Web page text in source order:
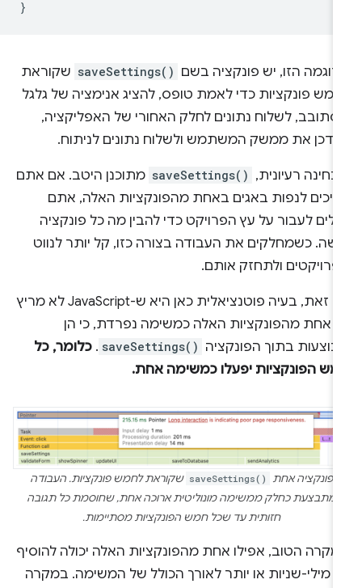
הזו, יש פונקציה בשם saveSettings() שקוראת
פונקציות כדי לאמת טופס, להציג אנימציה של גלגל
לשלוח נתונים לחלק האחורי של האפליקציה,
את ממשק המשתמש ולשלוח נתונים לניתוח.
רעיונית, saveSettings() מתוכנן היטב. אם אתם
לנפות באגים באחת מהפונקציות האלה, אתם
לעבור על עץ הפרויקט כדי להבין מה כל פונקציה
כשמחלקים את העבודה בצורה כזו, קל יותר לנווט
ולתחזק אותם.
עם זאת, בעיה פוטנציאלית כאן היא ש-JavaScript לא מריץ
אחת מהפונקציות האלה כמשימה נפרדת, כי הן
בתוך הפונקציה saveSettings()
.כלומר, כל
הפונקציות יפעלו כמשימה אחת.
פונקציה אחת saveSettings() שקוראת לחמש פונקציות. העבודה
מתבצעת כחלק ממשימה מונוליטית ארוכה אחת, שחוסמת כל תגובה
חזותית עד שכל חמש הפונקציות מסתיימות.
הטוב, אפילו אחת מהפונקציות האלה יכולה להוסיף
50 מילי-שניות או יותר לאורך הכולל של המשימה. במקרה